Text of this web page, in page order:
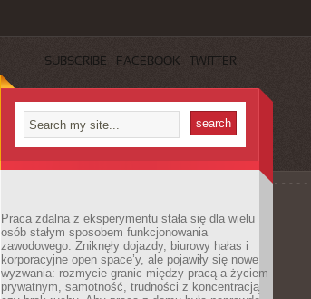
SUBSCRIBE FACEBOOK TWITTER
Praca zdalna z eksperymentu stała się dla wielu
osób stałym sposobem funkcjonowania
zawodowego. Zniknęły dojazdy, biurowy hałas i
korporacyjne open space’y, ale pojawiły się nowe
wyzwania: rozmycie granic między pracą a życiem
prywatnym, samotność, trudności z koncentracją